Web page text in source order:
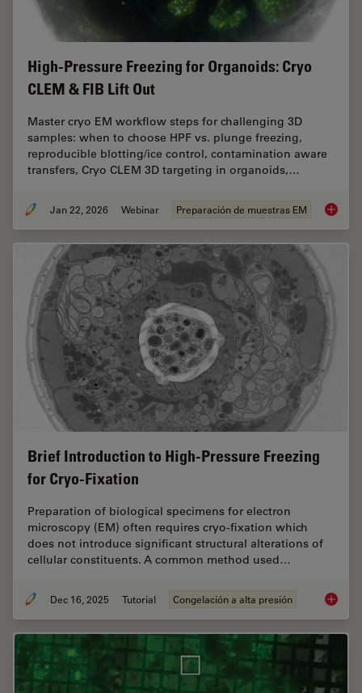
High-Pressure Freezing for Organoids: Cryo
CLEM & FIB Lift Out
Master cryo EM workflow steps for challenging 3D
samples: when to choose HPF vs. plunge freezing,
reproducible blotting/ice control, contamination aware
transfers, Cryo CLEM 3D targeting in organoids,…
Jan 22, 2026 Webinar Preparación de muestras EM High-
Brief Introduction to High-Pressure Freezing
for Cryo-Fixation
Preparation of biological specimens for electron
microscopy (EM) often requires cryo-fixation which
does not introduce significant structural alterations of
cellular constituents. A common method used…
Dec 16, 2025 Tutorial Congelación a alta presión Brief